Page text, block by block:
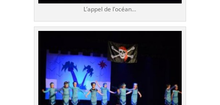
L’appel de l’océan…